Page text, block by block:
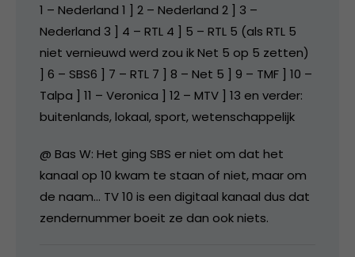
1 – Nederland 1 ] 2 – Nederland 2 ] 3 –
Nederland 3 ] 4 – RTL 4 ] 5 – RTL 5 (als RTL 5
niet vernieuwd werd zou ik Net 5 op 5 zetten)
] 6 – SBS6 ] 7 – RTL 7 ] 8 – Net 5 ] 9 – TMF ] 10 –
Talpa ] 11 – Veronica ] 12 – MTV ] 13 en verder:
buitenlands, lokaal, sport, wetenschappelijk
@ Bas W: Het ging SBS er niet om dat het
kanaal op 10 kwam te staan of niet, maar om
de naam… TV 10 is een digitaal kanaal dus dat
zendernummer boeit ze dan ook niets.